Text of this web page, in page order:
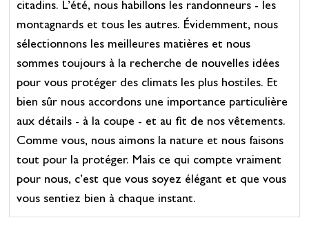
citadins. L’été, nous habillons les randonneurs - les
montagnards et tous les autres. Évidemment, nous
sélectionnons les meilleures matières et nous
sommes toujours à la recherche de nouvelles idées
pour vous protéger des climats les plus hostiles. Et
bien sûr nous accordons une importance particulière
aux détails - à la coupe - et au fit de nos vêtements.
Comme vous, nous aimons la nature et nous faisons
tout pour la protéger. Mais ce qui compte vraiment
pour nous, c’est que vous soyez élégant et que vous
vous sentiez bien à chaque instant.